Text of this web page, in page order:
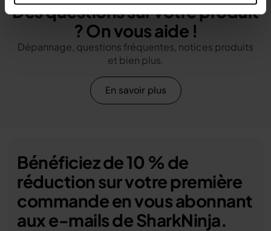
Des questions sur votre produit
? On vous aide !
Dépannage, questions fréquentes, notices produits
et bien plus.
En savoir plus
Bénéficiez de 10 % de
réduction sur votre première
commande en vous abonnant
aux e-mails de SharkNinja.